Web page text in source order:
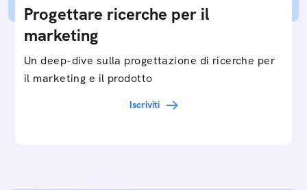
Progettare ricerche per il
marketing
Un deep-dive sulla progettazione di ricerche per
il marketing e il prodotto
Iscriviti